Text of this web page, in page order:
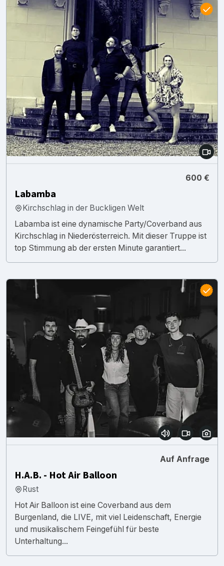
600 €
Labamba
Kirchschlag in der Buckligen Welt
Labamba ist eine dynamische Party/Coverband aus
Kirchschlag in Niederösterreich. Mit dieser Truppe ist
top Stimmung ab der ersten Minute garantiert...
Auf Anfrage
H.A.B. - Hot Air Balloon
Rust
Hot Air Balloon ist eine Coverband aus dem
Burgenland, die LIVE, mit viel Leidenschaft, Energie
und musikalischem Feingefühl für beste
Unterhaltung...